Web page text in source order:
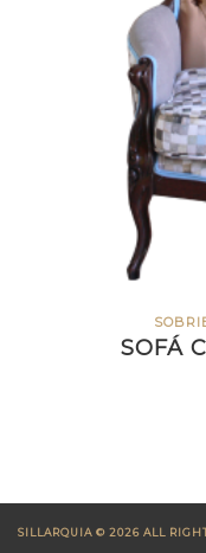
SOFÁ
SILLARQUIA © 2026 ALL